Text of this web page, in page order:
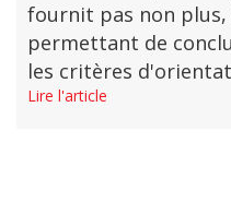
fournit pas non plus,
permettant de
les critères
Lire l'article